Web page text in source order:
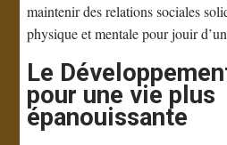
maintenir des relations sociales
physique et mentale pour jouir
Le
pour une vie plus
épanouissante